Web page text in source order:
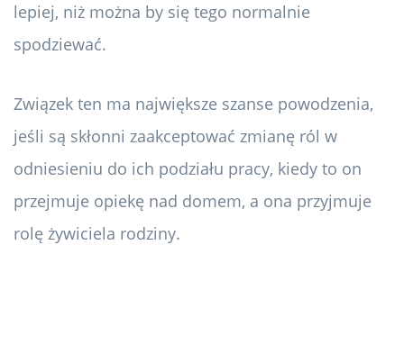
lepiej, niż można by się tego normalnie
spodziewać.
Związek ten ma największe szanse powodzenia,
jeśli są skłonni zaakceptować zmianę ról w
odniesieniu do ich podziału pracy, kiedy to on
przejmuje opiekę nad domem, a ona przyjmuje
rolę żywiciela rodziny.